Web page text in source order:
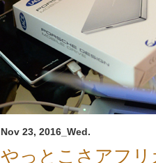
Nov 23, 2016_Wed.
やっとこさアフリ